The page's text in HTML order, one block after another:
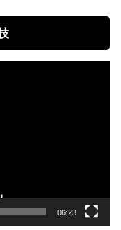
06:23